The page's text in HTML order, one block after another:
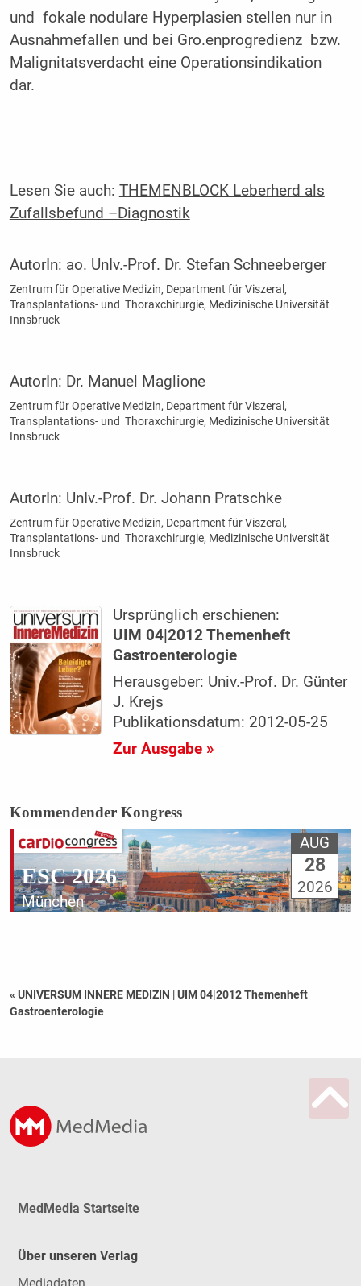
und fokale nodulare Hyperplasien stellen nur in
Ausnahmefallen und bei Gro.enprogredienz bzw.
Malignitatsverdacht eine Operationsindikation
dar.
Lesen Sie auch: THEMENBLOCK Leberherd als
Zufallsbefund –Diagnostik
AutorIn: ao. UnIv.-Prof. Dr. Stefan Schneeberger
Zentrum für Operative Medizin, Department für Viszeral,
Transplantations- und Thoraxchirurgie, Medizinische Universität
Innsbruck
AutorIn: Dr. Manuel Maglione
Zentrum für Operative Medizin, Department für Viszeral,
Transplantations- und Thoraxchirurgie, Medizinische Universität
Innsbruck
AutorIn: UnIv.-Prof. Dr. Johann Pratschke
Zentrum für Operative Medizin, Department für Viszeral,
Transplantations- und Thoraxchirurgie, Medizinische Universität
Innsbruck
Ursprünglich erschienen:
UIM 04|2012 Themenheft
Gastroenterologie
Herausgeber: Univ.-Prof. Dr. Günter
J. Krejs
Publikationsdatum: 2012-05-25
Zur Ausgabe »
Kommendender Kongress
ESC 2026
München
AUG
28
2026
« UNIVERSUM INNERE MEDIZIN |UIM 04|2012 Themenheft
Gastroenterologie
MedMedia Startseite
Über unseren Verlag